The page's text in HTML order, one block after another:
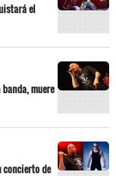
el
muere
concierto de